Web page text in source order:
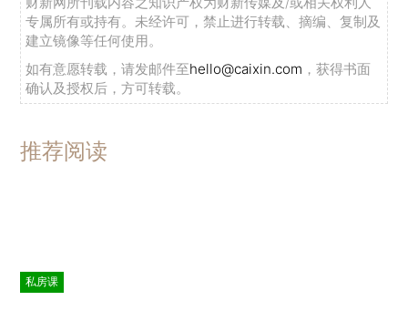
专属所有或持有。未经许可，禁止进行转载、摘编、复制及
建立镜像等任何使用。
如有意愿转载，请发邮件至hello@caixin.com ，获得书面
确认及授权后，方可转载。
推荐阅读
私房课